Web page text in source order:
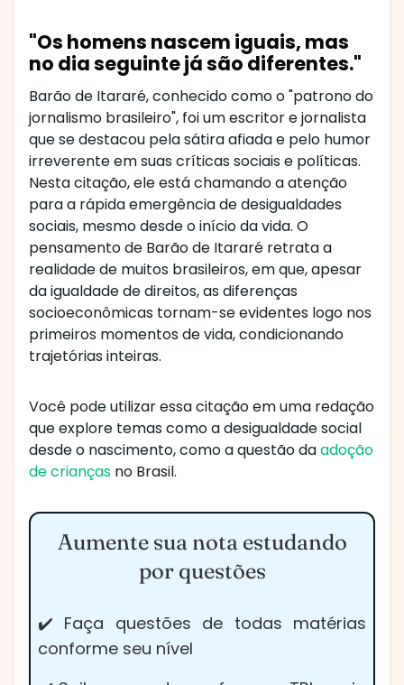
"Os homens nascem iguais, mas
no dia seguinte já são diferentes."
Barão de Itararé, conhecido como o "patrono do
jornalismo brasileiro", foi um escritor e jornalista
que se destacou pela sátira afiada e pelo humor
irreverente em suas críticas sociais e políticas.
Nesta citação, ele está chamando a atenção
para a rápida emergência de desigualdades
sociais, mesmo desde o início da vida. O
pensamento de Barão de Itararé retrata a
realidade de muitos brasileiros, em que, apesar
da igualdade de direitos, as diferenças
socioeconômicas tornam-se evidentes logo nos
primeiros momentos de vida, condicionando
trajetórias inteiras.
Você pode utilizar essa citação em uma redação
que explore temas como a desigualdade social
desde o nascimento, como a questão daadoção
de crianças no Brasil.
Aumente sua nota estudando
por questões
✔️ Faça questões de todas matérias
conforme seu nível